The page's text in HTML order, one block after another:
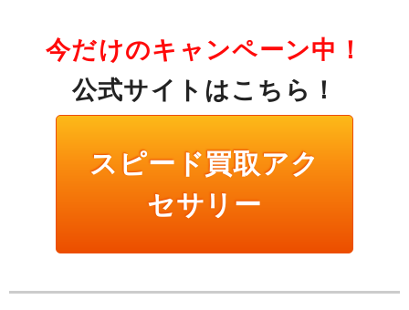
今だけのキャンペーン中！
公式サイトはこちら！
スピード買取アク
セサリー